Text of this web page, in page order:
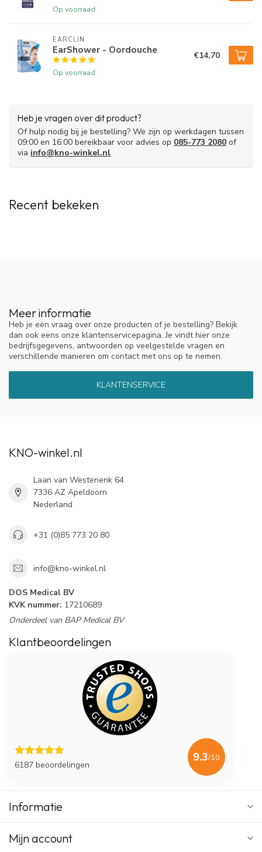
Op voorraad
EARCLIN
EarShower - Oordouche
Op voorraad
€14,70
Heb je vragen over dit product?
Of hulp nodig bij je bestelling? We zijn op werkdagen tussen
09:00 en 16:00 bereikbaar voor advies op 085-773 2080 of
via info@kno-winkel.nl
Recent bekeken
Meer informatie
Heb je een vraag over onze producten of je bestelling? Bekijk
dan ook eens onze klantenservicepagina. Je vindt hier onze
bedrijfsgegevens, antwoorden op veelgestelde vragen en
verschillende manieren om contact met ons op te nemen.
KLANTENSERVICE
KNO-winkel.nl
Laan van Westenenk 64
7336 AZ Apeldoorn
Nederland
+31 (0)85 773 20 80
info@kno-winkel.nl
DOS Medical BV
KVK nummer: 17210689
Onderdeel van BAP Medical BV
Klantbeoordelingen
6187 beoordelingen
9.3/10
Informatie
Mijn account